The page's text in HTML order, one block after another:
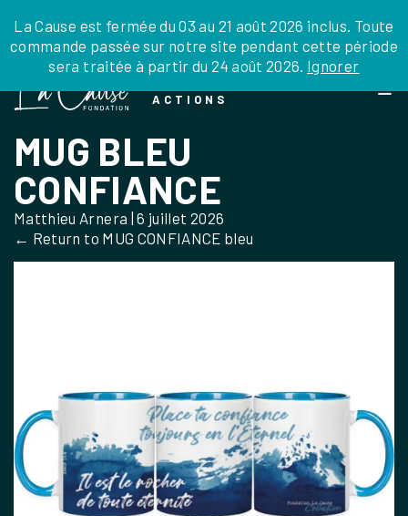
to
the
La Cause est fermée du 03 au 21 août 2026 inclus. Toute
commande passée sur notre site pendant cette période
sera traitée à partir du 24 août 2026. Ignorer
JE DONNE JE PARRAINE NOUS SOUTENIR
DEPUIS LA FRANCE
DEPUIS L’INTERNATIONAL
EN TANT QU’ORGANISATION
LEGS, LIBÉRALITÉS
0 ARTICLE
ACTIONS
MUG BLEU
CONFIANCE
Matthieu Arnera |6 juillet 2026
← Return to MUG CONFIANCE bleu